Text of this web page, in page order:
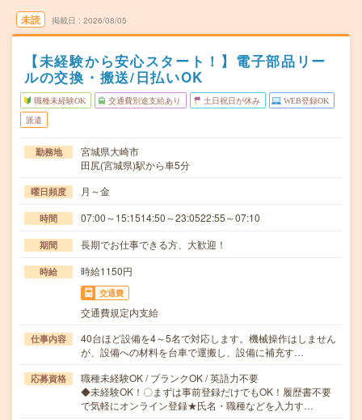
未読 掲載日 2026/08/05
【未経験から安心スタート！】電子部品リー
ルの交換・搬送/日払いOK
職種未経験OK 交通費別途支給あり 土日祝日が休み WEB登録OK
派遣
勤務地
宮城県大崎市
田尻(宮城県)駅から車5分
曜日頻度 月～金
時間 07:00～15:1514:50～23:0522:55～07:10
期間 長期でお仕事できる方、大歓迎！
時給 時給1150円
交通費
交通費規定内支給
仕事内容
40台ほど設備を4～5名で対応します。機械操作はしません
が、設備への材料を台車で運搬し、設備に補充す…
応募資格
職種未経験OK / ブランクOK / 英語力不要
◆未経験OK！〇まずは事前登録だけでもOK！履歴書不要
で気軽にオンライン登録★氏名・職種などを入力す…